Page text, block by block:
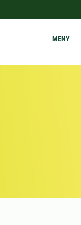
MENY